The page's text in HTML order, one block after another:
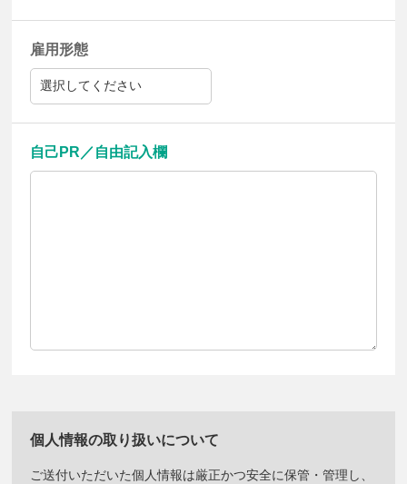
雇用形態
自己PR／自由記入欄
個人情報の取り扱いについて
ご送付いただいた個人情報は厳正かつ安全に保管・管理し、